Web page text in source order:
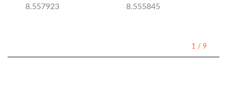
8.557923
8.555845
1 / 9